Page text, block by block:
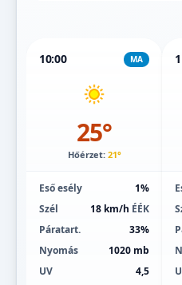
10:00 MA
25°
Hőérzet: 21°
Eső esély
1%
Szél
18 km/h ÉÉK
Páratart.
33%
Nyomás
1020 mb
UV
4,5